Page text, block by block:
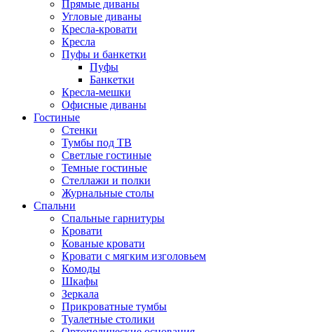
Прямые диваны
Угловые диваны
Кресла-кровати
Кресла
Пуфы и банкетки
Пуфы
Банкетки
Кресла-мешки
Офисные диваны
Гостиные
Стенки
Тумбы под ТВ
Светлые гостиные
Темные гостиные
Стеллажи и полки
Журнальные столы
Спальни
Спальные гарнитуры
Кровати
Кованые кровати
Кровати с мягким изголовьем
Комоды
Шкафы
Зеркала
Прикроватные тумбы
Туалетные столики